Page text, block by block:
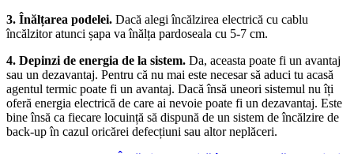
3. Înălțarea podelei. Dacă alegi încălzirea electrică cu cablu
încălzitor atunci șapa va înălța pardoseala cu 5-7 cm.
4. Depinzi de energia de la sistem. Da, aceasta poate fi un avantaj
sau un dezavantaj. Pentru că nu mai este necesar să aduci tu acasă
agentul termic poate fi un avantaj. Dacă însă uneori sistemul nu îți
oferă energia electrică de care ai nevoie poate fi un dezavantaj. Este
bine însă ca fiecare locuință să dispună de un sistem de încălzire de
back-up în cazul oricărei defecțiuni sau altor neplăceri.